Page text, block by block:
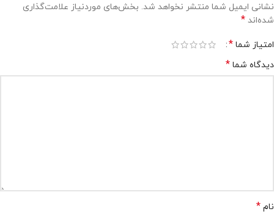
نشانی ایمیل شما منتشر نخواهد شد. بخش‌های موردنیاز علامت‌گذاری
شده‌اند *
امتیاز شما *
دیدگاه شما *
نام *